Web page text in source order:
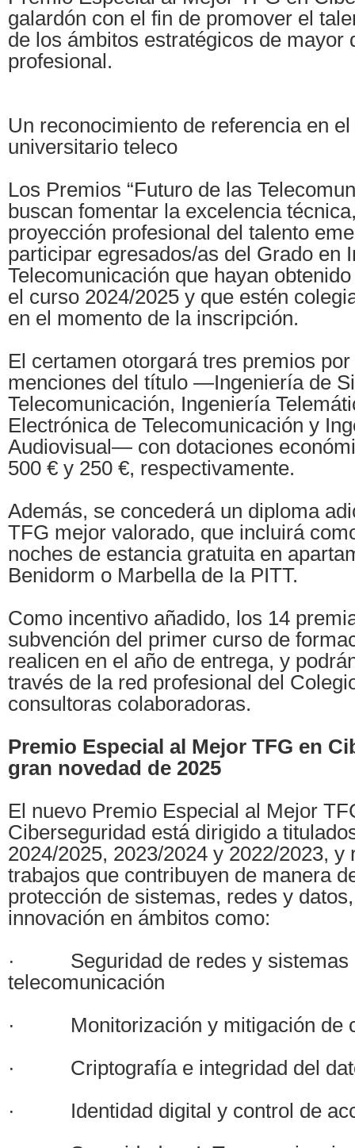
galardón con el fin de promover el
de los ámbitos estratégicos de mayor
profesional.
Un reconocimiento de referencia en
universitario teleco
Los Premios “Futuro de las
buscan fomentar la excelencia
proyección profesional del talento
participar egresados/as del Grado en
Telecomunicación que hayan
el curso 2024/2025 y que estén
en el momento de la inscripción.
El certamen otorgará tres premios
menciones del título —Ingeniería de
Telecomunicación, Ingeniería
Electrónica de Telecomunicación y
Audiovisual— con dotaciones
500 € y 250 €, respectivamente.
Además, se concederá un diploma
TFG mejor valorado, que incluirá
noches de estancia gratuita en
Benidorm o Marbella de la PITT.
Como incentivo añadido, los 14
subvención del primer curso de
realicen en el año de entrega, y
través de la red profesional del
consultoras colaboradoras.
Premio Especial al Mejor TFG en
gran novedad de 2025
El nuevo Premio Especial al Mejor
Ciberseguridad está dirigido a
2024/2025, 2023/2024 y 2022/2023, y
trabajos que contribuyen de manera
protección de sistemas, redes y
innovación en ámbitos como:
· Seguridad de redes y sistemas
telecomunicación
· Monitorización y mitigación de
· Criptografía e integridad del
· Identidad digital y control de